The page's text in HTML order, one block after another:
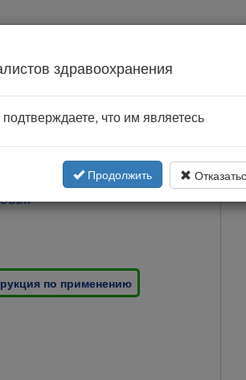
здравоохранения
что им являетесь
Продолжить
по применению